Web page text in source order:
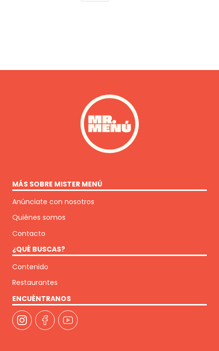
MÁS SOBRE MISTER MENÚ
Anúnciate con nosotros
Quiénes somos
Contacto
¿QUÉ BUSCAS?
Contenido
Restaurantes
ENCUÉNTRANOS